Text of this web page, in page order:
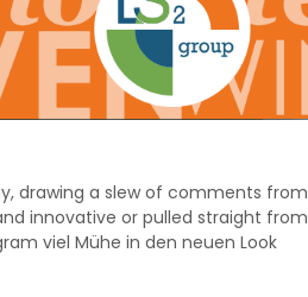
drawing a slew of comments from
innovative or pulled straight from
viel Mühe in den neuen Look